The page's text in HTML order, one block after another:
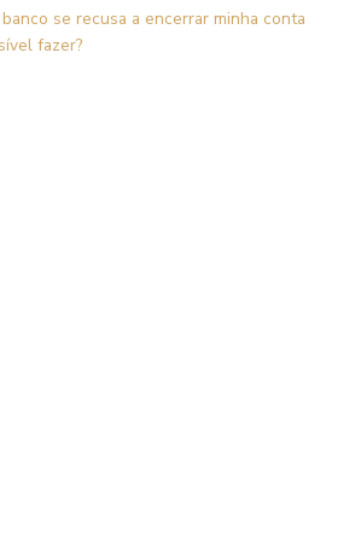
banco se recusa a encerrar minha conta
fazer?